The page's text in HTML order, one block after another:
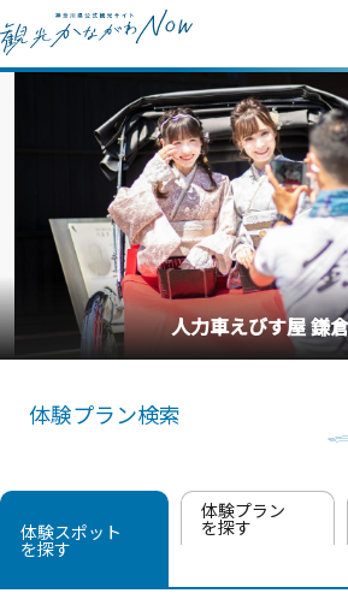
釣り船・丸十丸
体験プラン検索
体験スポット
を探す
体験プラン
を探す